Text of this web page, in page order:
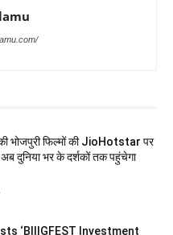
भोजपुरी फिल्मों की JioHotstar पर
अब दुनिया भर के दर्शकों तक पहुंचेगा
‘BIIIGFEST Investment